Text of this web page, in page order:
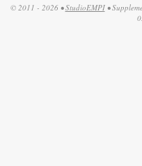
© 2011 - 2026 •StudioEMPI•